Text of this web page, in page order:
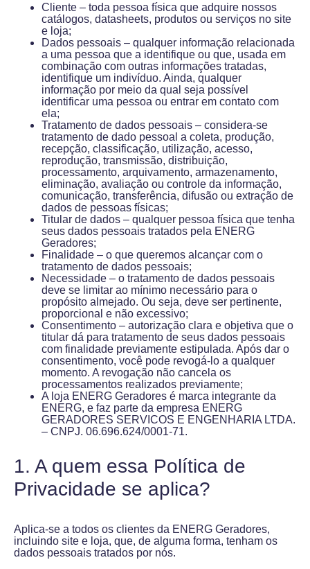
Cliente – toda pessoa física que adquire nossos
catálogos, datasheets, produtos ou serviços no site
e loja;
Dados pessoais – qualquer informação relacionada
a uma pessoa que a identifique ou que, usada em
combinação com outras informações tratadas,
identifique um indivíduo. Ainda, qualquer
informação por meio da qual seja possível
identificar uma pessoa ou entrar em contato com
ela;
Tratamento de dados pessoais – considera-se
tratamento de dado pessoal a coleta, produção,
recepção, classificação, utilização, acesso,
reprodução, transmissão, distribuição,
processamento, arquivamento, armazenamento,
eliminação, avaliação ou controle da informação,
comunicação, transferência, difusão ou extração de
dados de pessoas físicas;
Titular de dados – qualquer pessoa física que tenha
seus dados pessoais tratados pela ENERG
Geradores;
Finalidade – o que queremos alcançar com o
tratamento de dados pessoais;
Necessidade – o tratamento de dados pessoais
deve se limitar ao mínimo necessário para o
propósito almejado. Ou seja, deve ser pertinente,
proporcional e não excessivo;
Consentimento – autorização clara e objetiva que o
titular dá para tratamento de seus dados pessoais
com finalidade previamente estipulada. Após dar o
consentimento, você pode revogá-lo a qualquer
momento. A revogação não cancela os
processamentos realizados previamente;
A loja ENERG Geradores é marca integrante da
ENERG, e faz parte da empresa ENERG
GERADORES SERVICOS E ENGENHARIA LTDA.
– CNPJ. 06.696.624/0001-71.
1. A quem essa Política de
Privacidade se aplica?
Aplica-se a todos os clientes da ENERG Geradores,
incluindo site e loja, que, de alguma forma, tenham os
dados pessoais tratados por nós.